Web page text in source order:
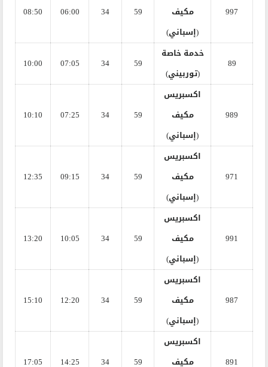
997
مكيف
(إسباني)
59
34
06:00
08:50
89
خدمة خاصة
(توربيني)
59
34
07:05
10:00
989
اكسبريس
مكيف
(إسباني)
59
34
07:25
10:10
971
اكسبريس
مكيف
(إسباني)
59
34
09:15
12:35
991
اكسبريس
مكيف
(إسباني)
59
34
10:05
13:20
987
اكسبريس
مكيف
(إسباني)
59
34
12:20
15:10
891
اكسبريس
مكيف
59
34
14:25
17:05